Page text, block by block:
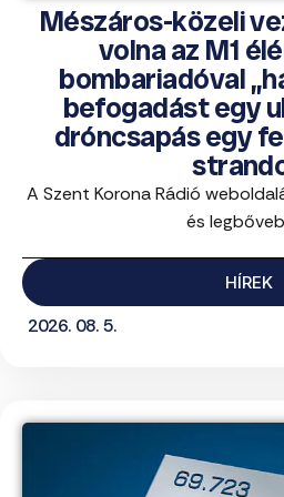
Mészáros-közeli
volna az M1
bombariadóval
befogadást egy
dróncsapás egy
A Szent Korona Rádió
és
HÍREK
2026. 08. 5.